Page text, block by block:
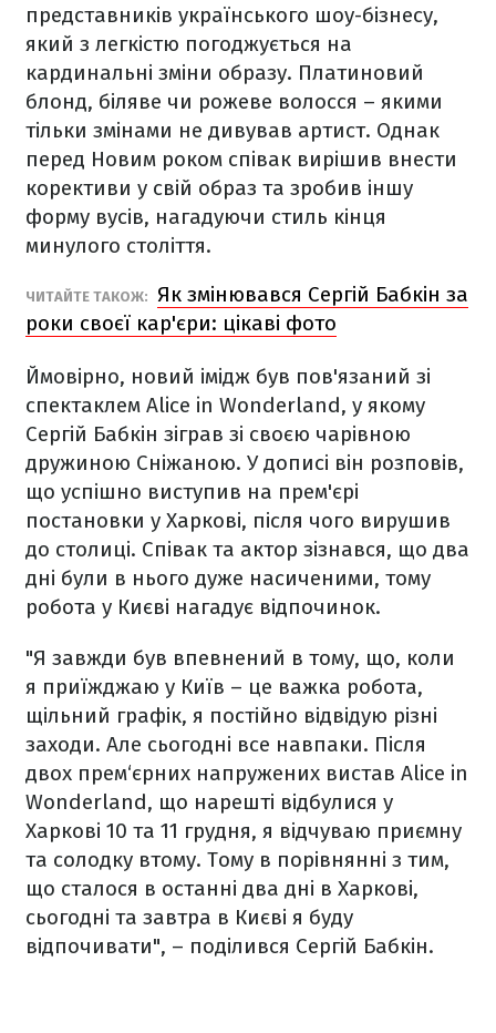
представників українського шоу-бізнесу,
який з легкістю погоджується на
кардинальні зміни образу. Платиновий
блонд, біляве чи рожеве волосся – якими
тільки змінами не дивував артист. Однак
перед Новим роком співак вирішив внести
корективи у свій образ та зробив іншу
форму вусів, нагадуючи стиль кінця
минулого століття.
ЧИТАЙТЕ ТАКОЖ: Як змінювався Сергій Бабкін за
роки своєї кар'єри: цікаві фото
Ймовірно, новий імідж був пов'язаний зі
спектаклем Alice in Wonderland, у якому
Сергій Бабкін зіграв зі своєю чарівною
дружиною Сніжаною. У дописі він розповів,
що успішно виступив на прем'єрі
постановки у Харкові, після чого вирушив
до столиці. Співак та актор зізнався, що два
дні були в нього дуже насиченими, тому
робота у Києві нагадує відпочинок.
"Я завжди був впевнений в тому, що, коли
я приїжджаю у Київ – це важка робота,
щільний графік, я постійно відвідую різні
заходи. Але сьогодні все навпаки. Після
двох прем‘єрних напружених вистав Alice in
Wonderland, що нарешті відбулися у
Харкові 10 та 11 грудня, я відчуваю приємну
та солодку втому. Тому в порівнянні з тим,
що сталося в останні два дні в Харкові,
сьогодні та завтра в Києві я буду
відпочивати", – поділився Сергій Бабкін.